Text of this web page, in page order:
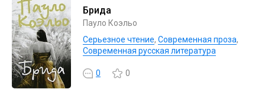
Брида
Пауло Коэльо
Серьезное чтение, Современная проза,
Современная русская литература
0 0